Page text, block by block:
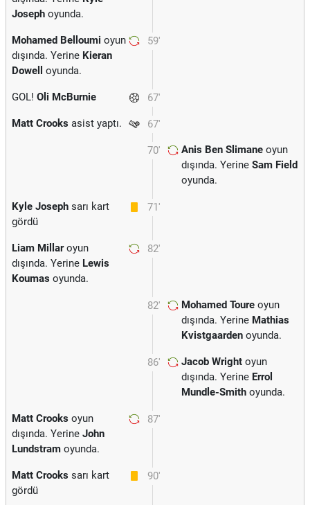
Joseph oyunda.
59'
Mohamed Belloumi oyun
dışında. Yerine Kieran
Dowell
oyunda.
67'
GOL! Oli McBurnie
67'
Matt Crooks asist yaptı.
70' Anis Ben Slimane oyun
dışında. Yerine Sam Field
oyunda.
71'
Kyle Joseph sarı kart
gördü
82'
Liam Millaroyun
dışında. Yerine Lewis
Koumas oyunda.
82' Mohamed Toure oyun
dışında. Yerine Mathias
Kvistgaarden oyunda.
86' Jacob Wright oyun
dışında. Yerine Errol
Mundle-Smith oyunda.
87'
Matt Crooks oyun
dışında. Yerine John
Lundstram oyunda.
90'
Matt Crooks sarı kart
gördü